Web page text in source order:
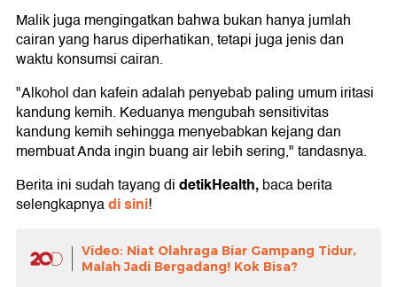
Malik juga mengingatkan bahwa bukan hanya jumlah
cairan yang harus diperhatikan, tetapi juga jenis dan
waktu konsumsi cairan.
"Alkohol dan kafein adalah penyebab paling umum iritasi
kandung kemih. Keduanya mengubah sensitivitas
kandung kemih sehingga menyebabkan kejang dan
membuat Anda ingin buang air lebih sering," tandasnya.
Berita ini sudah tayang didetikHealth,baca berita
selengkapnyadi sini!
Video: Niat Olahraga Biar Gampang Tidur,
Malah Jadi Bergadang! Kok Bisa?